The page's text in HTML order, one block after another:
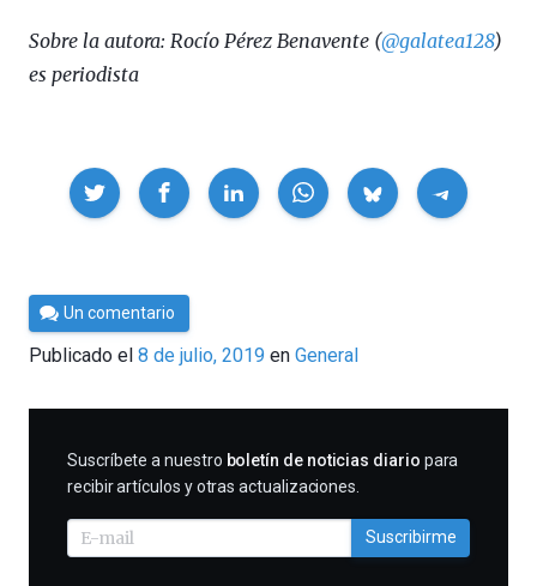
Sobre la autora: Rocío Pérez Benavente (@galatea128)
es periodista
Compartir
Por
César
Tomé
Un comentario
Publicado el 8 de julio, 2019 en General
SUSCRIBIRME
Suscríbete a nuestro boletín de noticias diario para
recibir artículos y otras actualizaciones.
Suscribirme